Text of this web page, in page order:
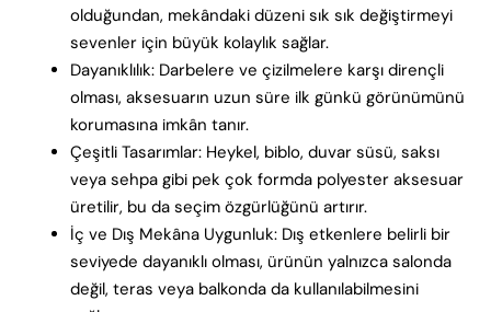
olduğundan, mekândaki düzeni sık sık değiştirmeyi
sevenler için büyük kolaylık sağlar.
Dayanıklılık: Darbelere ve çizilmelere karşı dirençli
olması, aksesuarın uzun süre ilk günkü görünümünü
korumasına imkân tanır.
Çeşitli Tasarımlar: Heykel, biblo, duvar süsü, saksı
veya sehpa gibi pek çok formda polyester aksesuar
üretilir, bu da seçim özgürlüğünü artırır.
İç ve Dış Mekâna Uygunluk: Dış etkenlere belirli bir
seviyede dayanıklı olması, ürünün yalnızca salonda
değil, teras veya balkonda da kullanılabilmesini